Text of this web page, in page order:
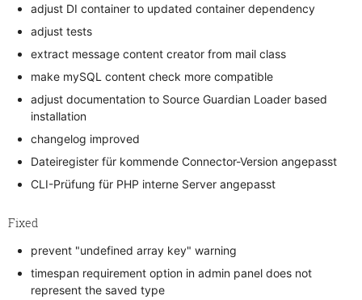
adjust DI container to updated container dependency
adjust tests
extract message content creator from mail class
make mySQL content check more compatible
adjust documentation to Source Guardian Loader based
installation
changelog improved
Dateiregister für kommende Connector-Version angepasst
CLI-Prüfung für PHP interne Server angepasst
Fixed
prevent "undefined array key" warning
timespan requirement option in admin panel does not
represent the saved type